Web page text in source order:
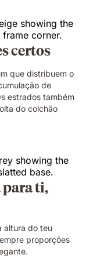
certos
que distribuem o
de
estrados também
do colchão
para ti,
altura do teu
proporções